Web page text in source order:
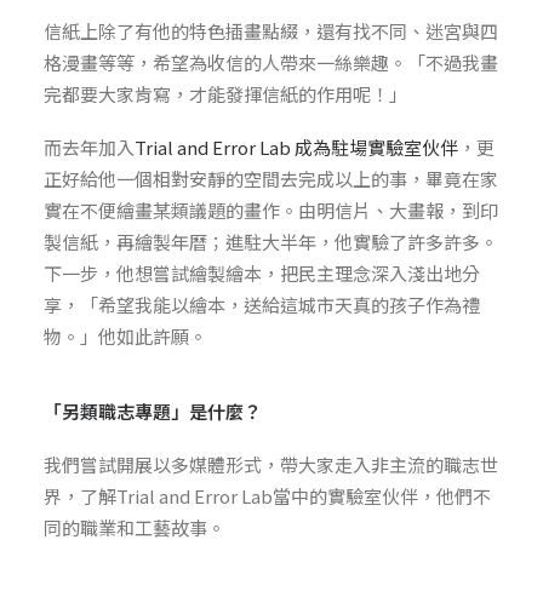
信紙上除了有他的特色插畫點綴，還有找不同、迷宮與四
格漫畫等等，希望為收信的人帶來一絲樂趣 。「不過我畫
完都要大家肯寫，才能發揮信紙的作用呢！」
而去年加入Trial and Error Lab 成為駐場實驗室伙伴 ，更
正好給他一個相對安靜的空間去完成以上的事 ，畢竟在家
實在不便繪畫某類議題的畫作 。 由明信片、大畫報 ， 到印
製信紙 ， 再繪製年曆 ； 進駐大半年， 他實驗了許多許多 。
下一步 ，他想嘗試繪製繪本，把民主理念深入淺出地分
享，
「希望我能以繪本， 送給這城市天真的孩子作為禮
物 。」他如此許願。
「另類職志專題」是什麼？
我們嘗試開展以多媒體形式，帶大家走入非主流的職志世
界，了解Trial and Error Lab當中的實驗室伙伴，他們不
同的職業和工藝故事。